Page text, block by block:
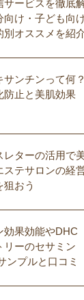
サービスを徹底
向け・子ども向
別オススメを紹
サンチンって何？
防止と美肌効果
レターの活用で
ステサロンの経
狙おう
効果効能やDHC
リーのセサミン
ンプルと口コミ